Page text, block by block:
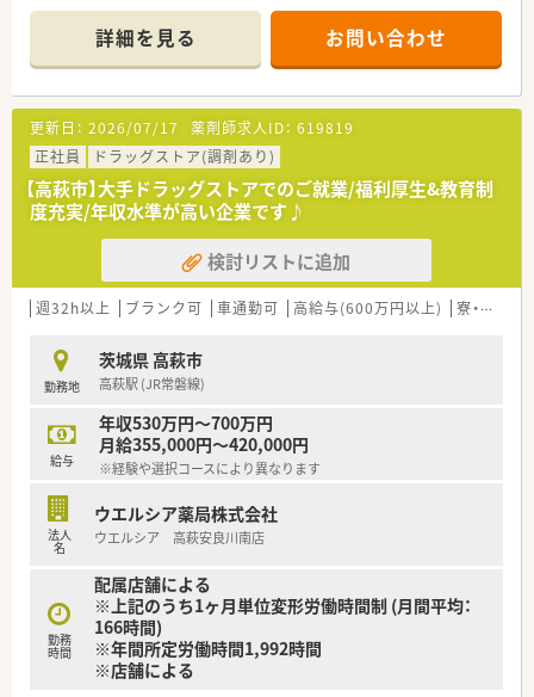
詳細を見る お問い合わせ
更新日： 2026/07/17 薬剤師求人ID： 619819
正社員
ドラッグストア(調剤あり)
【高萩市】大手ドラッグストアでのご就業/福利厚生&教育制
度充実/年収水準が高い企業です♪
検討リストに追加
週32h以上 ブランク可 車通勤可 高給与(600万円以上) 寮・借上社宅あり
勤務地
茨城県 高萩市
高萩駅 (JR常磐線)
給与
年収530万円～700万円
月給355,000円～420,000円
※経験や選択コースにより異なります
法人
名
ウエルシア薬局株式会社
ウエルシア 高萩安良川南店
勤務
時間
配属店舗による
※上記のうち1ヶ月単位変形労働時間制 (月間平均：
166時間)
※年間所定労働時間1,992時間
※店舗による